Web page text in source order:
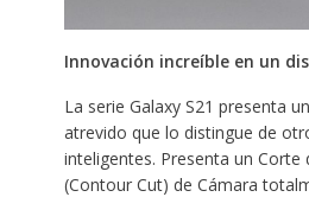
Innovación increíble en un
La serie Galaxy S21 presenta
atrevido que lo distingue de
inteligentes. Presenta un Corte
(Contour Cut) de Cámara